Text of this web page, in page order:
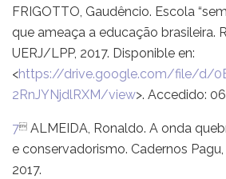
FRIGOTTO, Gaudêncio. Escola
que ameaça a educação brasileira.
UERJ/LPP, 2017. Disponible en:
<https://drive.google.com/file/d/
2RnJYNjdlRXM/view>. Accedido:
7 ALMEIDA, Ronaldo. A onda
e conservadorismo. Cadernos Pagu,
2017.